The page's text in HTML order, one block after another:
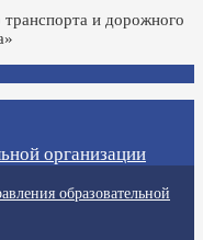
и дорожного
организации
образовательной